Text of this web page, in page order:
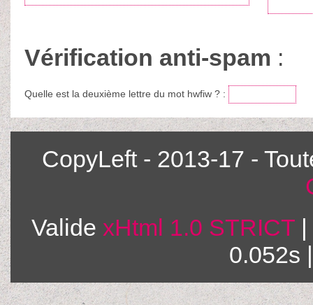
Vérification anti-spam :
Quelle est la deuxième lettre du mot hwfiw ? :
CopyLeft - 2013-17 -
Valide xHtml 1.0 STRICT|
0.052s